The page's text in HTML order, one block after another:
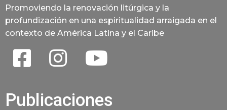
Promoviendo la renovación litúrgica y la
profundización en una espiritualidad arraigada en el
contexto de América Latina y el Caribe
Publicaciones